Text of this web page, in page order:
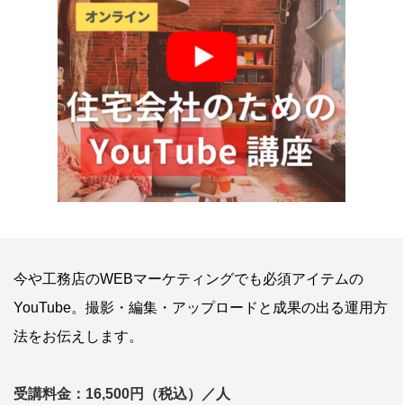
今や工務店のWEBマーケティングでも必須アイテムの
YouTube。撮影・編集・アップロードと成果の出る運用方
法をお伝えします。
受講料金：16,500円（税込）／人